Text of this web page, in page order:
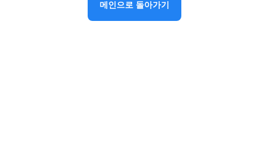
메인으로 돌아가기